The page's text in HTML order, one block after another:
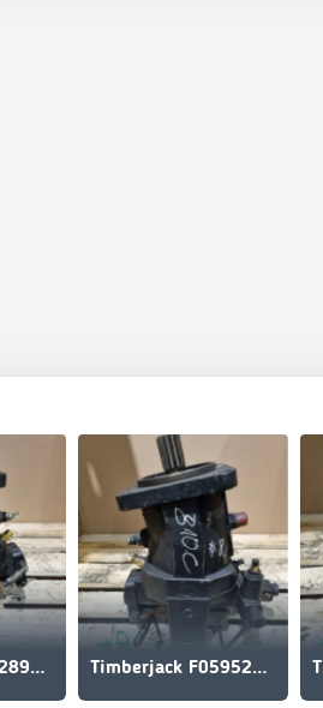
Timberjack F062899 F070730 810D Hydraulic Drive Motor Timberjack F059525 810C Hydraulic Motor